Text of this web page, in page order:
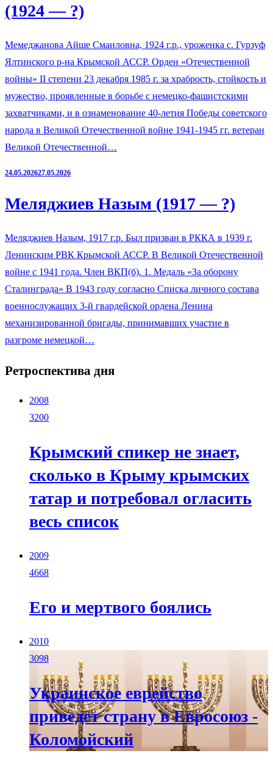
(1924 — ?)
Мемеджанова Айше Смаиловна, 1924 г.р., уроженка с. Гурзуф
Ялтинского р-на Крымской АССР. Орден «Отечественной
войны» II степени 23 декабря 1985 г. за храбрость, стойкость и
мужество, проявленные в борьбе с немецко-фашистскими
захватчиками, и в ознаменование 40-летия Победы советского
народа в Великой Отечественной войне 1941-1945 гг. ветеран
Великой Отечественной…
24.05.202627.05.2026
Меляджиев Назым (1917 — ?)
Меляджиев Назым, 1917 г.р. Был призван в РККА в 1939 г.
Ленинским РВК Крымской АССР. В Великой Отечественной
войне с 1941 года. Член ВКП(б). 1. Медаль «За оборону
Сталинграда» В 1943 году согласно Списка личного состава
военнослужащих 3-й гвардейской ордена Ленина
механизированной бригады, принимавших участие в
разгроме немецкой…
Ретроспектива дня
2008
3200
Крымский спикер не знает,
сколько в Крыму крымских
татар и потребовал огласить
весь список
2009
4668
Его и мертвого боялись
2010
3098
Украинское еврейство
приведет страну в Евросоюз -
Коломойский